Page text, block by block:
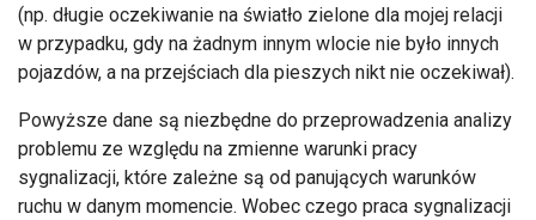
(np. długie oczekiwanie na światło zielone dla mojej relacji
w przypadku, gdy na żadnym innym wlocie nie było innych
pojazdów, a na przejściach dla pieszych nikt nie oczekiwał).
Powyższe dane są niezbędne do przeprowadzenia analizy
problemu ze względu na zmienne warunki pracy
sygnalizacji, które zależne są od panujących warunków
ruchu w danym momencie. Wobec czego praca sygnalizacji